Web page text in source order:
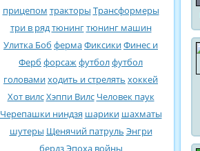
прицепом тракторы Трансформеры
три в рядтюнингтюнинг машин
Улитка Боб фермаФиксикиФинес и
Ферб форсажфутболфутбол
головамиходить и стрелять хоккей
Хот вилсХэппи Вилс Человек паук
Черепашки ниндзя шарики шахматы
шутеры Щенячий патруль Энгри
бердзЭпоха войны